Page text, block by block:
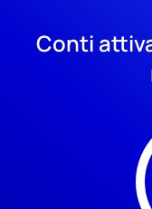
Conti